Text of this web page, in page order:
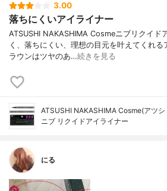
3.00
落ちにくいアイライナー
ATSUSHI NAKASHIMA Cosmeニブリクイ
く、落ちにくい、理想の目元を叶えてくれ
ラウンはツヤのあ…続きを見る
ATSUSHI NAKASHIMA Cosme(アツシ
ニブ リクイドアイライナー
にる